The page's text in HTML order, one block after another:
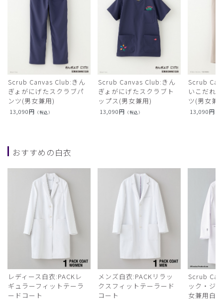
Scrub Canvas Club:きん
ぎょがにげたスクラブパ
ンツ(男女兼用)
13,090円 （税込）
Scrub Canvas Club:きん
ぎょがにげたスクラブト
ップス(男女兼用)
13,090円 （税込）
Scrub
いこだれ
ツ(男女兼
13,090円
おすすめの白衣
レディース白衣:PACKレ
ギュラーフィットテーラ
ードコート
メンズ白衣:PACKリラッ
クスフィットテーラード
コート
Scrub
ック・ジ
女兼用白